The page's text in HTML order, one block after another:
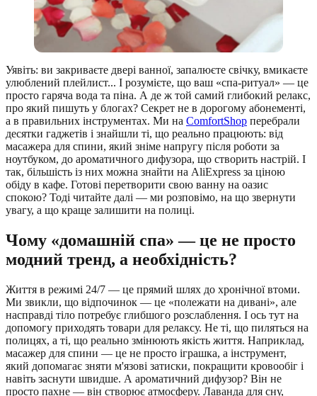
Уявіть: ви закриваєте двері ванної, запалюєте свічку, вмикаєте
улюблений плейлист... І розумієте, що ваш «спа-ритуал» — це
просто гаряча вода та піна. А де ж той самий глибокий релакс,
про який пишуть у блогах? Секрет не в дорогому абонементі,
а в правильних інструментах. Ми на ComfortShop перебрали
десятки гаджетів і знайшли ті, що реально працюють: від
масажера для спини, який зніме напругу після роботи за
ноутбуком, до ароматичного дифузора, що створить настрій. І
так, більшість із них можна знайти на AliExpress за ціною
обіду в кафе. Готові перетворити свою ванну на оазис
спокою? Тоді читайте далі — ми розповімо, на що звернути
увагу, а що краще залишити на полиці.
Чому «домашній спа» — це не просто
модний тренд, а необхідність?
Життя в режимі 24/7 — це прямий шлях до хронічної втоми.
Ми звикли, що відпочинок — це «полежати на дивані», але
насправді тіло потребує глибшого розслаблення. І ось тут на
допомогу приходять товари для релаксу. Не ті, що пиляться на
полицях, а ті, що реально змінюють якість життя. Наприклад,
масажер для спини — це не просто іграшка, а інструмент,
який допомагає зняти м'язові затиски, покращити кровообіг і
навіть заснути швидше. А ароматичний дифузор? Він не
просто пахне — він створює атмосферу. Лаванда для сну,